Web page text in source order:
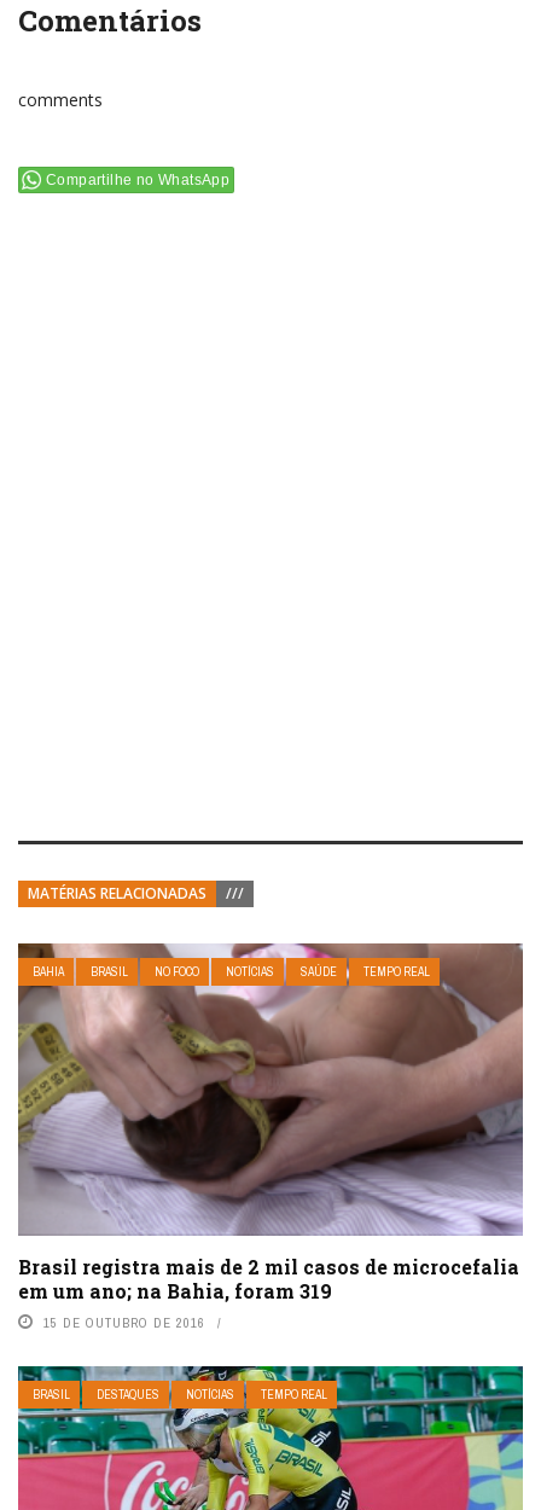
Comentários
comments
Compartilhe no WhatsApp
MATÉRIAS RELACIONADAS ///
BAHIA BRASIL NO FOCO NOTÍCIAS SAÚDE TEMPO REAL
Brasil registra mais de 2 mil casos de microcefalia
em um ano; na Bahia, foram 319
15 DE OUTUBRO DE 2016
BRASIL DESTAQUES NOTÍCIAS TEMPO REAL